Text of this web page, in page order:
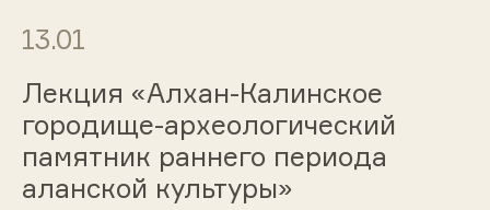
13.01
Лекция «Алхан-Калинское
городище-археологический
памятник раннего периода
аланской культуры»